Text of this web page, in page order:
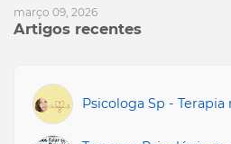
março 09, 2026
Artigos recentes
Psicologa Sp - Terapia